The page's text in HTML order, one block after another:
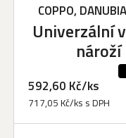
COPPO,
Univerzální
nároží
592,60 Kč/ks
717,05 Kč/ks s DPH